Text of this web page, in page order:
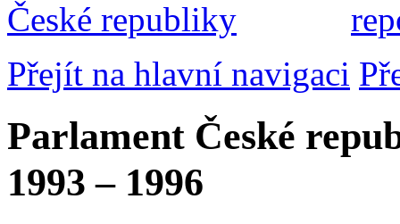
Přejít na hlavní navigaci
Parlament České
1993 – 1996